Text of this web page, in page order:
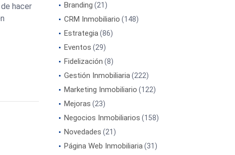
hacer
Branding (21)
CRM Inmobiliario (148)
Estrategia(86)
Eventos (29)
Fidelización (8)
Gestión Inmobiliaria(222)
Marketing Inmobiliario (122)
Mejoras (23)
Negocios Inmobiliarios (158)
Novedades (21)
Página Web Inmobiliaria(31)